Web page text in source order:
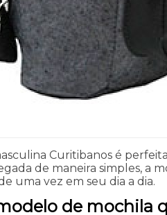
Curitibanos é
de maneira simples, a
uma vez em seu dia a dia.
de mochila